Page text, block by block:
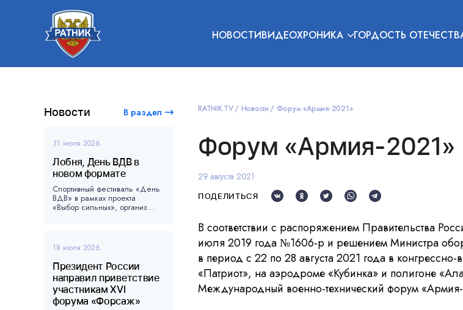
НОВОСТИВИДЕОХРОНИКА ГОРДОСТЬ
Новости В раздел
31 июля 2026
Лобня, День ВДВ в
новом формате
Спортивный фестиваль «День
ВДВ» в рамках проекта
«Выбор сильных», организ...
18 июля 2026
Президент России
направил приветствие
участникам XVI
форума «Форсаж»
RATNIK.TV Новости Форум «Армия-2021»
Форум «Армия-2021»
29 августа 2021
ПОДЕЛИТЬСЯ
В соответствии с распоряжением Правительства
июля 2019 года №1606-р и решением Министра
в период с 22 по 28 августа 2021 года в конгрессно-
«Патриот», на аэродроме «Кубинка» и полигоне
Международный военно-технический форум